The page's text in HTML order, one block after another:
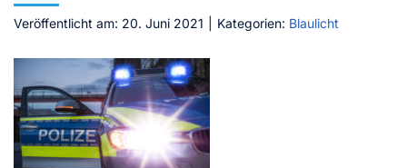
Mediathek
Jetzt abonnieren
Kontakt
Veröffentlicht am: 20. Juni 2021 Kategorien: Blaulicht